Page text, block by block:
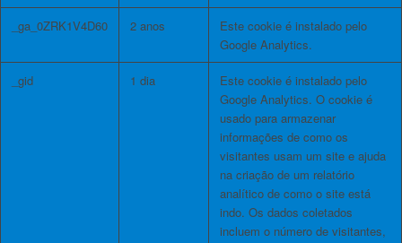
_ga_0ZRK1V4D60 2 anos
Este cookie é instalado pelo
Google Analytics.
_gid 1 dia
Este cookie é instalado pelo
Google Analytics. O cookie é
usado para armazenar
informações de como os
visitantes usam um site e ajuda
na criação de um relatório
analítico de como o site está
indo. Os dados coletados
incluem o número de visitantes,